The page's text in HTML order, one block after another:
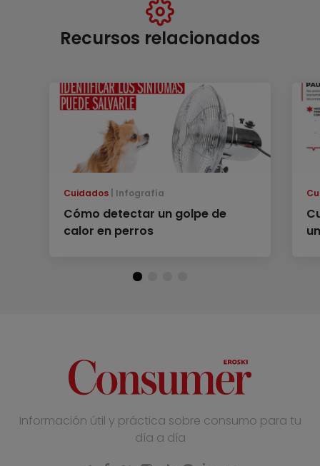
Recursos relacionados
Cuidados Infografía
Cómo detectar un golpe de
calor en perros
Información útil y práctica sobre consumo para tu
día a día